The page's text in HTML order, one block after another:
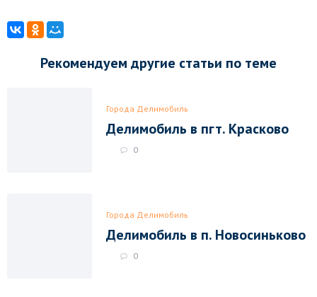
Рекомендуем другие статьи по теме
Города Делимобиль
Делимобиль в пгт. Красково
0
Города Делимобиль
Делимобиль в п. Новосиньково
0